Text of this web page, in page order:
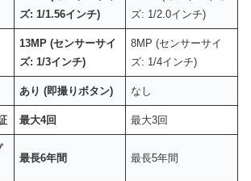
ズ: 1/1.56インチ)
ズ: 1/2.0インチ)
13MP (センサーサイ
ズ: 1/3インチ)
8MP (センサーサイ
ズ: 1/4インチ)
あり (即撮りボタン) なし
最大4回 最大3回
最長6年間 最長5年間